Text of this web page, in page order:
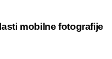
mobilne fotografije